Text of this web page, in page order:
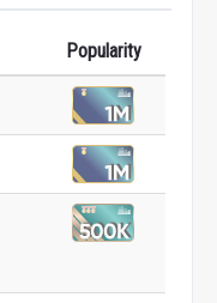
Popularity